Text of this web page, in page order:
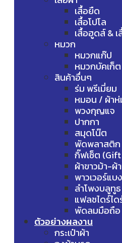
เสื้อยืด
เสื้อโปโล
เสื้อฮูดส์ & เ
หมวก
หมวกแก๊ป
หมวกบัคเก็ต
สินค้าอื่นๆ
ร่ม พรีเมี่ยม
หมอน / ผ้า
พวงกุญแจ
ปากกา
สมุดโน๊ต
พัดพลาสติก
กิ๊ฟเซ็ต
ผ้าขาวม้า-ผ้
พาวเวอร์แบ
ลำโพงบลูทูธ
แฟลชไดร์ไ
พัดลมมือถือ
ตัวอย่างผลงาน
กระเป๋าผ้า